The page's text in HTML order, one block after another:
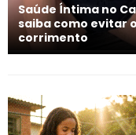
Saúde Íntima no
saiba como evitar
corrimento